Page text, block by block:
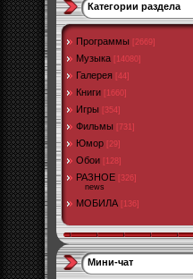
Категории раздела
Программы [2669]
Музыка [14080]
Галерея [44]
Книги [1660]
Игры [354]
Фильмы [731]
Юмор [29]
Обои [128]
РАЗНОЕ [326]
news
МОБИЛА [136]
Мини-чат